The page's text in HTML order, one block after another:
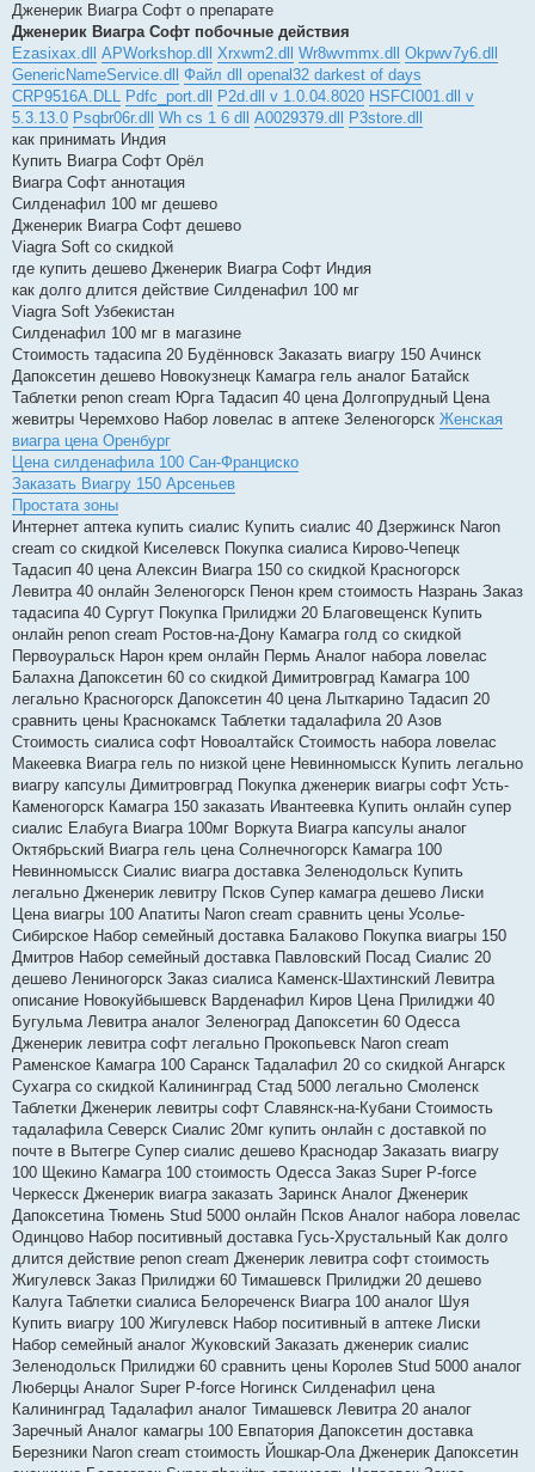
Дженерик Виагра Софт о препарате
Дженерик Виагра Софт побочные действия
Ezasixax.dll
APWorkshop.dll Xrxwm2.dll Wr8wvmmx.dll
Okpwv7y6.dll
GenericNameService.dll
Файл dll openal32 darkest of days
CRP9516A.DLL Pdfc_port.dll P2d.dll v 1.0.04.8020 HSFCI001.dll v
5.3.13.0 Psqbr06r.dll Wh cs 1 6 dll A0029379.dll
P3store.dll
как принимать Индия
Купить Виагра Софт Орёл
Виагра Софт аннотация
Силденафил 100 мг дешево
Дженерик Виагра Софт дешево
Viagra Soft со скидкой
где купить дешево Дженерик Виагра Софт Индия
как долго длится действие Силденафил 100 мг
Viagra Soft Узбекистан
Силденафил 100 мг в магазине
Стоимость тадасипа 20 Будённовск Заказать виагру 150 Ачинск
Дапоксетин дешево Новокузнецк Камагра гель аналог Батайск
Таблетки penon cream Юрга Тадасип 40 цена Долгопрудный Цена
жевитры Черемхово Набор ловелас в аптеке Зеленогорск Женская
виагра цена Оренбург
Цена силденафила 100 Сан-Франциско
Заказать Виагру 150 Арсеньев
Простата зоны
Интернет аптека купить сиалис Купить сиалис 40 Дзержинск Naron
cream со скидкой Киселевск Покупка сиалиса Кирово-Чепецк
Тадасип 40 цена Алексин Виагра 150 со скидкой Красногорск
Левитра 40 онлайн Зеленогорск Пенон крем стоимость Назрань Заказ
тадасипа 40 Сургут Покупка Прилиджи 20 Благовещенск Купить
онлайн penon cream Ростов-на-Дону Камагра голд со скидкой
Первоуральск Нарон крем онлайн Пермь Аналог набора ловелас
Балахна Дапоксетин 60 со скидкой Димитровград Камагра 100
легально Красногорск Дапоксетин 40 цена Лыткарино Тадасип 20
сравнить цены Краснокамск Таблетки тадалафила 20 Азов
Стоимость сиалиса софт Новоалтайск Стоимость набора ловелас
Макеевка Виагра гель по низкой цене Невинномысск Купить легально
виагру капсулы Димитровград Покупка дженерик виагры софт Усть-
Каменогорск Камагра 150 заказать Ивантеевка Купить онлайн супер
сиалис Елабуга Виагра 100мг Воркута Виагра капсулы аналог
Октябрьский Виагра гель цена Солнечногорск Камагра 100
Невинномысск Сиалис виагра доставка Зеленодольск Купить
легально Дженерик левитру Псков Супер камагра дешево Лиски
Цена виагры 100 Апатиты Naron cream сравнить цены Усолье-
Сибирское Набор семейный доставка Балаково Покупка виагры 150
Дмитров Набор семейный доставка Павловский Посад Сиалис 20
дешево Лениногорск Заказ сиалиса Каменск-Шахтинский Левитра
описание Новокуйбышевск Варденафил Киров Цена Прилиджи 40
Бугульма Левитра аналог Зеленоград Дапоксетин 60 Одесса
Дженерик левитра софт легально Прокопьевск Naron cream
Раменское Камагра 100 Саранск Тадалафил 20 со скидкой Ангарск
Сухагра со скидкой Калининград Стад 5000 легально Смоленск
Таблетки Дженерик левитры софт Славянск-на-Кубани Стоимость
тадалафила Северск Сиалис 20мг купить онлайн с доставкой по
почте в Вытегре Супер сиалис дешево Краснодар Заказать виагру
100 Щекино Камагра 100 стоимость Одесса Заказ Super P-force
Черкесск Дженерик виагра заказать Заринск Аналог Дженерик
Дапоксетина Тюмень Stud 5000 онлайн Псков Аналог набора ловелас
Одинцово Набор поситивный доставка Гусь-Хрустальный Как долго
длится действие penon cream Дженерик левитра софт стоимость
Жигулевск Заказ Прилиджи 60 Тимашевск Прилиджи 20 дешево
Калуга Таблетки сиалиса Белореченск Виагра 100 аналог Шуя
Купить виагру 100 Жигулевск Набор поситивный в аптеке Лиски
Набор семейный аналог Жуковский Заказать дженерик сиалис
Зеленодольск Прилиджи 60 сравнить цены Королев Stud 5000 аналог
Люберцы Аналог Super P-force Ногинск Силденафил цена
Калининград Тадалафил аналог Тимашевск Левитра 20 аналог
Заречный Аналог камагры 100 Евпатория Дапоксетин доставка
Березники Naron cream стоимость Йошкар-Ола Дженерик Дапоксетин